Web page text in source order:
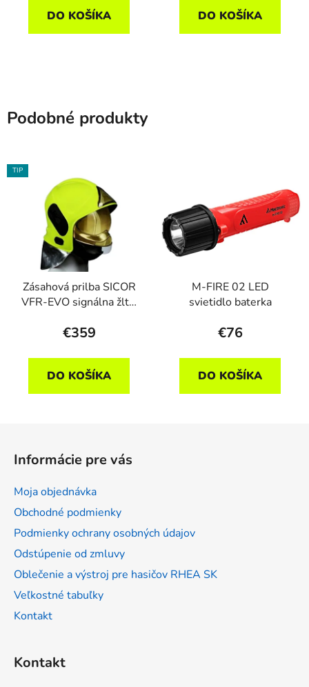
DO KOŠÍKA DO KOŠÍKA
Podobné produkty
TIP
Zásahová prilba SICOR
VFR-EVO signálna žltá,
€359
DO KOŠÍKA
M-FIRE 02 LED
svietidlo baterka
€76
DO KOŠÍKA
Informácie pre vás
Moja objednávka
Obchodné podmienky
Podmienky ochrany osobných údajov
Odstúpenie od zmluvy
Oblečenie a výstroj pre hasičov RHEA SK
Veľkostné tabuľky
Kontakt
Kontakt